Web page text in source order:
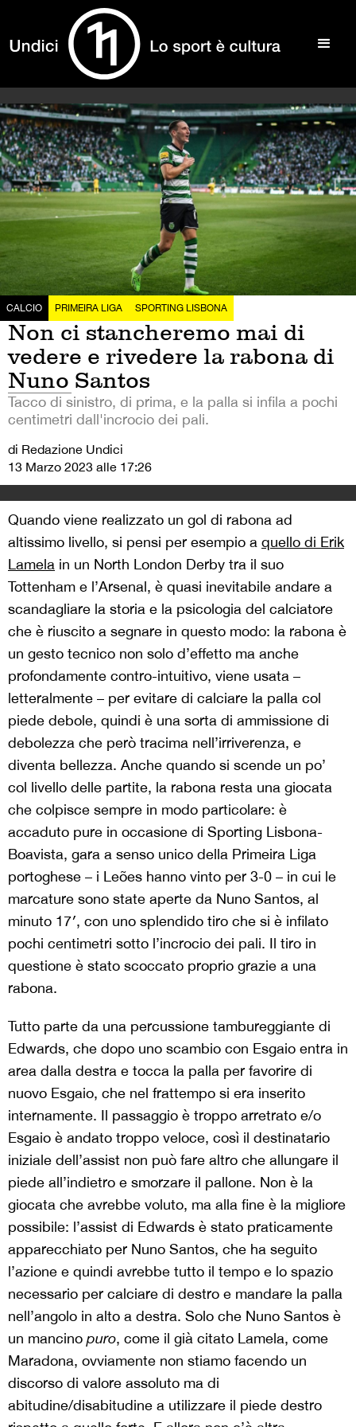
CALCIO PRIMEIRA LIGA SPORTING LISBONA
Non ci stancheremo mai di
vedere e rivedere la rabona di
Nuno Santos
Tacco di sinistro, di prima, e la palla si infila a pochi
centimetri dall'incrocio dei pali.
di Redazione Undici
13 Marzo 2023 alle 17:26
Quando viene realizzato un gol di rabona ad
altissimo livello, si pensi per esempio a quello di Erik
Lamela in un North London Derby tra il suo
Tottenham e l’Arsenal, è quasi inevitabile andare a
scandagliare la storia e la psicologia del calciatore
che è riuscito a segnare in questo modo: la rabona è
un gesto tecnico non solo d’effetto ma anche
profondamente contro-intuitivo, viene usata –
letteralmente – per evitare di calciare la palla col
piede debole, quindi è una sorta di ammissione di
debolezza che però tracima nell’irriverenza, e
diventa bellezza. Anche quando si scende un po’
col livello delle partite, la rabona resta una giocata
che colpisce sempre in modo particolare: è
accaduto pure in occasione di Sporting Lisbona-
Boavista, gara a senso unico della Primeira Liga
portoghese – i Leões hanno vinto per 3-0 – in cui le
marcature sono state aperte da Nuno Santos, al
minuto 17′, con uno splendido tiro che si è infilato
pochi centimetri sotto l’incrocio dei pali. Il tiro in
questione è stato scoccato proprio grazie a una
rabona.
Tutto parte da una percussione tambureggiante di
Edwards, che dopo uno scambio con Esgaio entra in
area dalla destra e tocca la palla per favorire di
nuovo Esgaio, che nel frattempo si era inserito
internamente. Il passaggio è troppo arretrato e/o
Esgaio è andato troppo veloce, così il destinatario
iniziale dell’assist non può fare altro che allungare il
piede all’indietro e smorzare il pallone. Non è la
giocata che avrebbe voluto, ma alla fine è la migliore
possibile: l’assist di Edwards è stato praticamente
apparecchiato per Nuno Santos, che ha seguito
l’azione e quindi avrebbe tutto il tempo e lo spazio
necessario per calciare di destro e mandare la palla
nell’angolo in alto a destra. Solo che Nuno Santos è
un mancino puro, come il già citato Lamela, come
Maradona, ovviamente non stiamo facendo un
discorso di valore assoluto ma di
abitudine/disabitudine a utilizzare il piede destro